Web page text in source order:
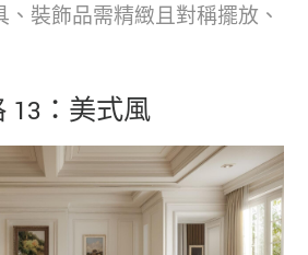
、裝飾品需精緻且對稱擺放、
13：美式風